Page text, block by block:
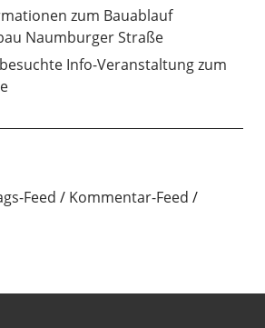
zum Bauablauf
Naumburger Straße
Info-Veranstaltung zum
Feed
Kommentar-Feed